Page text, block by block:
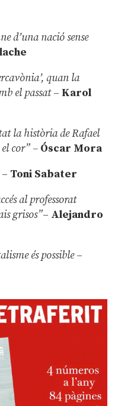
d’una nació sense
quan la
el passat– Karol
la història de Rafael
cor” –Óscar Mora
– Toni Sabater
al professorat
grisos”– Alejandro
és possible –